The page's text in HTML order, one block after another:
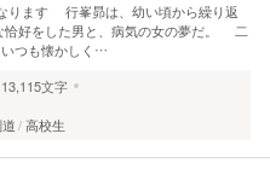
ります 行峯昴は、幼い頃から繰り返
好をした男と、病気の女の夢だ。 二
つも懐かしく…
13,115文字
高校生